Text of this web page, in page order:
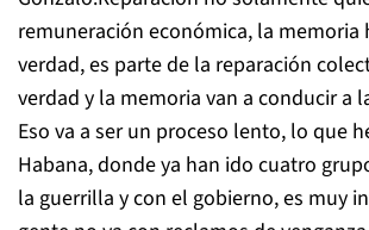
remuneración económica, la memoria
verdad, es parte de la reparación
verdad y la memoria van a conducir a
Eso va a ser un proceso lento, lo que
Habana, donde ya han ido cuatro
la guerrilla y con el gobierno, es muy